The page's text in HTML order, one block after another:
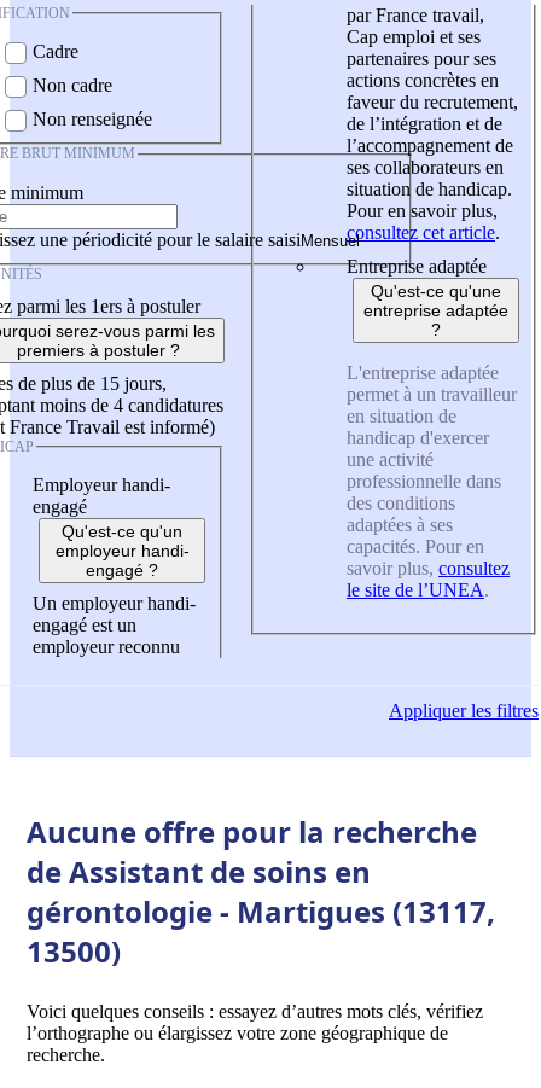
Cadre
Non cadre
Non renseignée
BRUT MINIMUM
minimum
une périodicité pour le salaire saisi
parmi les 1ers à postuler
serez-vous parmi les
premiers à postuler ?
de plus de 15 jours,
moins de 4 candidatures
France Travail est informé)
Employeur handi-
engagé
Qu'est-ce qu'un
employeur handi-
engagé ?
Un employeur handi-
engagé est un
employeur reconnu
par France travail,
Cap emploi et ses
partenaires pour ses
actions concrètes en
faveur du recrutement,
de l’intégration et de
l’accompagnement de
ses collaborateurs en
situation de handicap.
Pour en savoir plus,
consultez cet article.
Entreprise adaptée
Qu'est-ce qu'une
entreprise adaptée
?
L'entreprise adaptée
permet à un travailleur
en situation de
handicap d'exercer
une activité
professionnelle dans
des conditions
adaptées à ses
capacités. Pour en
savoir plus, consultez
le site de l’UNEA.
Appliquerles filtres
Aucune offre pour la recherche
de Assistant de soins en
gérontologie - Martigues (13117,
13500)
Voici quelques conseils : essayez d’autres mots clés, vérifiez
l’orthographe ou élargissez votre zone géographique de
recherche.